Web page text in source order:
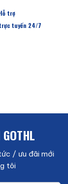
trợ
tuyến 24/7
/ ưu đãi mới
tôi